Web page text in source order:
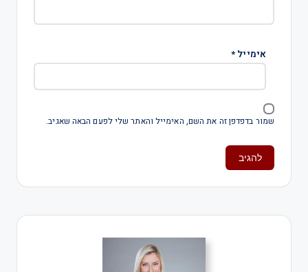
אימייל*
שמור בדפדפן זה את השם, האימייל והאתר שלי לפעם הבאה שאגיב.